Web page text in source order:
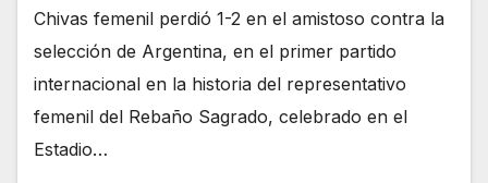
Chivas femenil perdió 1-2 en el amistoso contra la
selección de Argentina, en el primer partido
internacional en la historia del representativo
femenil del Rebaño Sagrado, celebrado en el
Estadio…